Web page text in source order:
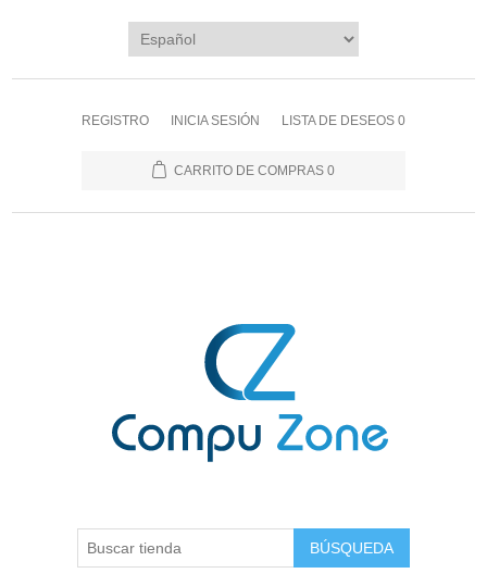
REGISTRO INICIA SESIÓN LISTA DE DESEOS 0
CARRITO DE COMPRAS 0
BÚSQUEDA